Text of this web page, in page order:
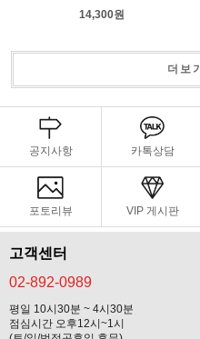
14,300원
더보기
공지사항 카톡상담
포토리뷰 VIP 게시판
고객센터
02-892-0989
평일 10시30분 ~ 4시30분
점심시간 오후12시~1시